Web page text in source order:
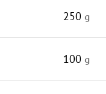
250 g
100 g